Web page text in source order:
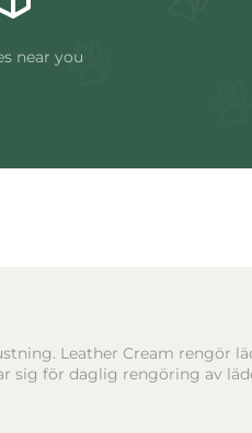
near you
Leather Cream rengör
för daglig rengöring av